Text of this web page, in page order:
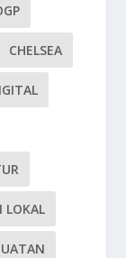
CHELSEA
LOKAL